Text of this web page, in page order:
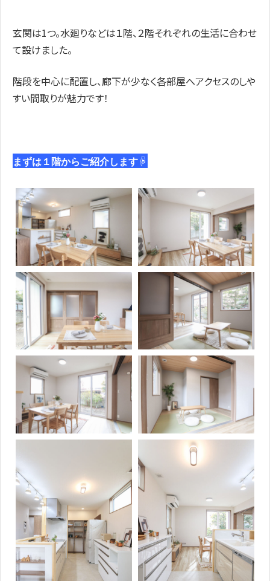
玄関は1つ。水廻りなどは１階、２階それぞれの生活に合わせ
て設けました。
階段を中心に配置し、廊下が少なく各部屋へアクセスのしや
すい間取りが魅力です！
まずは１階からご紹介します ☟